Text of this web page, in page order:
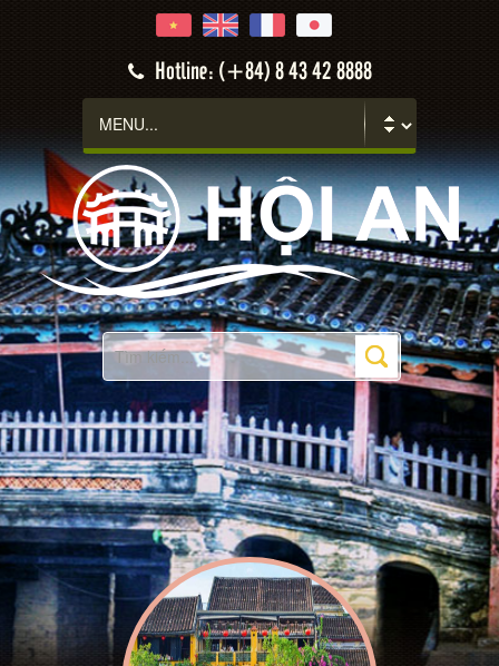
Hotline: (+84) 8 43 42 8888